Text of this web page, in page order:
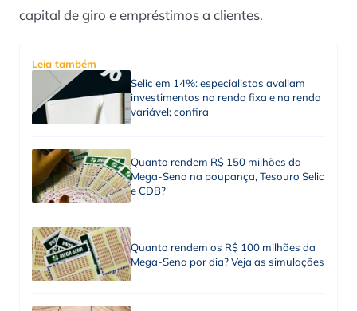
capital de giro e empréstimos a clientes.
Leia também
Selic em 14%: especialistas avaliam
investimentos na renda fixa e na renda
variável; confira
Quanto rendem R$ 150 milhões da
Mega-Sena na poupança, Tesouro Selic
e CDB?
Quanto rendem os R$ 100 milhões da
Mega-Sena por dia? Veja as simulações